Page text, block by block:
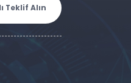
Teklif Alın